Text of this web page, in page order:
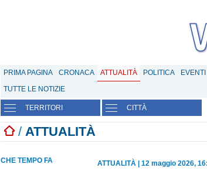
PRIMA PAGINA CRONACA ATTUALITÀ POLITICA EVENTI
TUTTE LE NOTIZIE
TERRITORI CITTÀ
/ ATTUALITÀ
CHE TEMPO FA ATTUALITÀ 12 maggio 2026,